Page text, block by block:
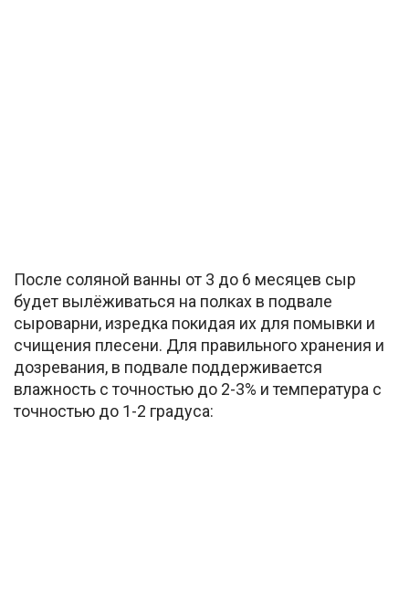
После соляной ванны от 3 до 6 месяцев сыр
будет вылёживаться на полках в подвале
сыроварни, изредка покидая их для помывки и
счищения плесени. Для правильного хранения и
дозревания, в подвале поддерживается
влажность с точностью до 2-3% и температура с
точностью до 1-2 градуса: